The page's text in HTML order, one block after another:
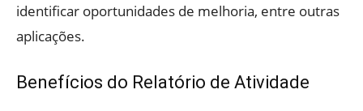
identificar oportunidades de melhoria, entre outras
aplicações.
Benefícios do Relatório de Atividade